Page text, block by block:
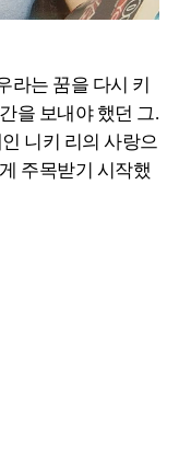
라는 꿈을 다시 키
을 보내야 했던 그.
니키 리의 사랑으
주목받기 시작했